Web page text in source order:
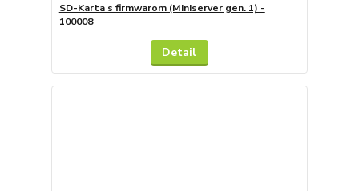
SD-Karta s firmwarom (Miniserver gen. 1) -
100008
Detail